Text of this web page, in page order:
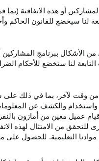
أو هذه الاتفاقية
لنا سيخضع للقانون
الأشكال ببرنامج
التابعة لنا ستخضع للأحكام
وقت لآخر، بما في ذلك على
واستخدام والكشف عن
قيام عميل معين من أمازون
للتحقق من الامتثال لهذه
التعليمية. للحصول على